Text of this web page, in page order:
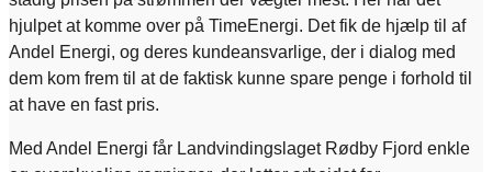
hjulpet at komme over på TimeEnergi. Det fik de hjælp til af
Andel Energi, og deres kundeansvarlige, der i dialog med
dem kom frem til at de faktisk kunne spare penge i forhold til
at have en fast pris.
Med Andel Energi får Landvindingslaget Rødby Fjord enkle